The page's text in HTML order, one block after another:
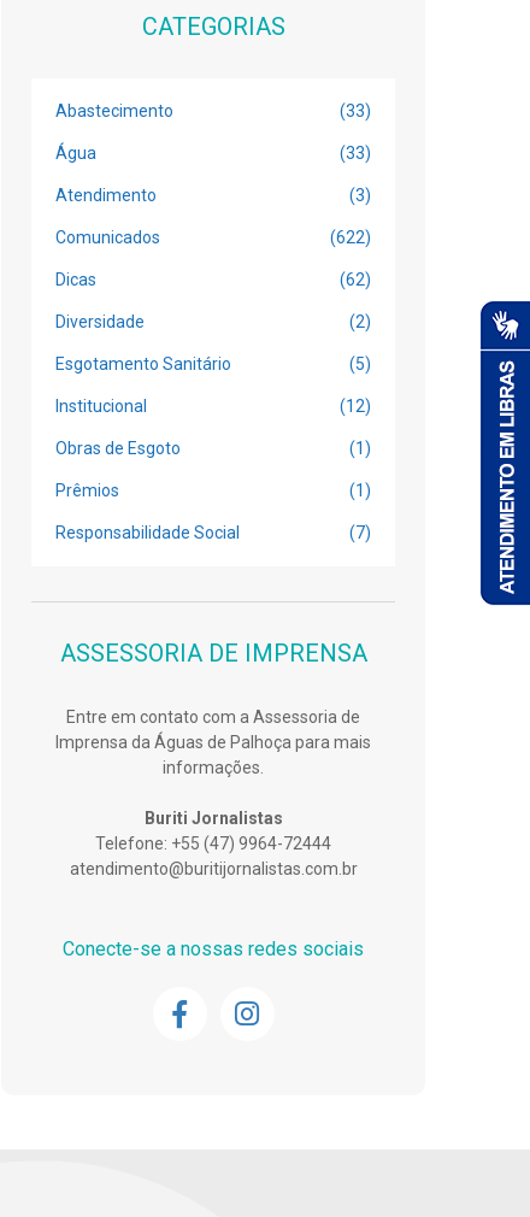
CATEGORIAS
Abastecimento (33)
Água (33)
Atendimento (3)
Comunicados (622)
Dicas (62)
Diversidade (2)
Esgotamento Sanitário (5)
Institucional (12)
Obras de Esgoto (1)
Prêmios (1)
Responsabilidade Social (7)
ASSESSORIA DE IMPRENSA
Entre em contato com a Assessoria de
Imprensa da Águas de Palhoça para mais
informações.
Buriti Jornalistas
Telefone: +55 (47) 9964-72444
atendimento@buritijornalistas.com.br
Conecte-se a nossas redes sociais